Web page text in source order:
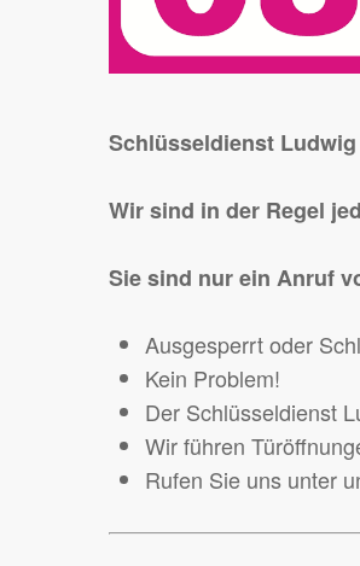
Schlüsseldienst
Wir sind in der Regel
Sie sind nur ein Anruf
Ausgesperrt oder
Kein Problem!
Der Schlüsseldienst
Wir führen
Rufen Sie uns unter